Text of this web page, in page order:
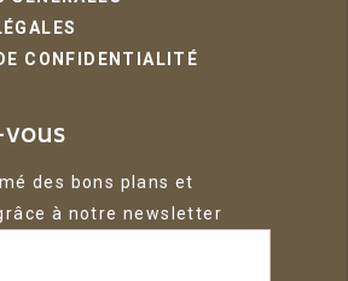
CONFIDENTIALITÉ
des bons plans et
à notre newsletter